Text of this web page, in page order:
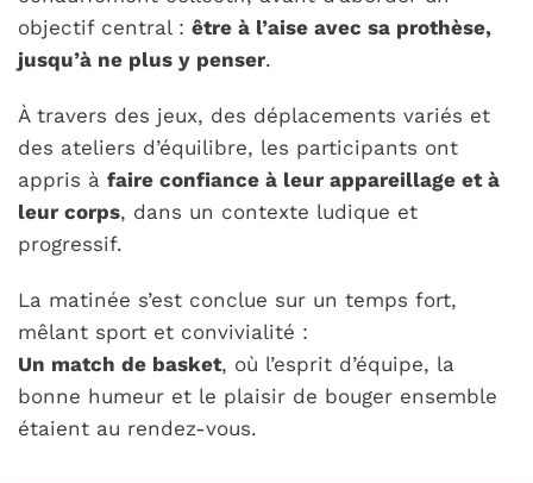
objectif central :être à l’aise avec sa prothèse,
jusqu’à ne plus y penser.
À travers des jeux, des déplacements variés et
des ateliers d’équilibre, les participants ont
appris àfaire confiance à leur appareillage et à
leur corps, dans un contexte ludique et
progressif.
La matinée s’est conclue sur un temps fort,
mêlant sport et convivialité :
Un match de basket, où l’esprit d’équipe, la
bonne humeur et le plaisir de bouger ensemble
étaient au rendez-vous.